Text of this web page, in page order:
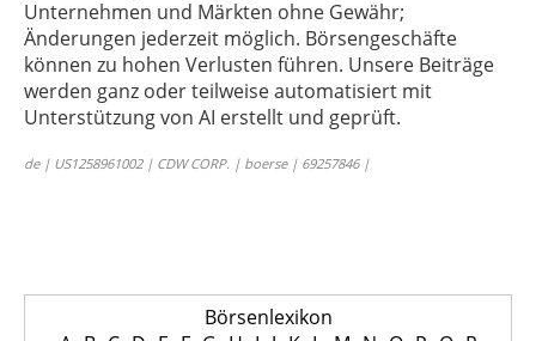
Unternehmen und Märkten ohne Gewähr;
Änderungen jederzeit möglich. Börsengeschäfte
können zu hohen Verlusten führen. Unsere Beiträge
werden ganz oder teilweise automatisiert mit
Unterstützung von AI erstellt und geprüft.
de | US1258961002 | CDW CORP. | boerse | 69257846 |
Börsenlexikon